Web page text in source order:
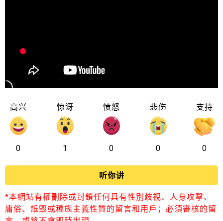
高兴
0
惊讶
1
愤怒
0
悲伤
0
支持
0
听你讲
*本網站有權刪除或封鎖任何具有性別歧視、人身攻擊、
庸俗、詆毀或種族主義性質的留言和用戶；必須審核的留